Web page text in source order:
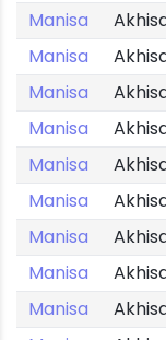
Manisa
Manisa
Manisa
Manisa
Manisa
Manisa
Manisa
Manisa
Manisa